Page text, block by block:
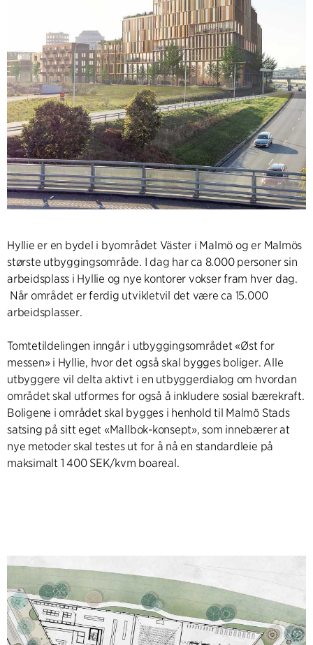
Hyllie er en bydel i byområdet Väster i Malmö og er Malmös
største utbyggingsområde. I dag har ca 8.000 personer sin
arbeidsplass i Hyllie og nye kontorer vokser fram hver dag.
Når området er ferdig utvikletvil det være ca 15.000
arbeidsplasser.
Tomtetildelingen inngår i utbyggingsområdet «Øst for
messen» i Hyllie, hvor det også skal bygges boliger. Alle
utbyggere vil delta aktivt i en utbyggerdialog om hvordan
området skal utformes for også å inkludere sosial bærekraft.
Boligene i området skal bygges i henhold til Malmö Stads
satsing på sitt eget «Mallbok-konsept», som innebærer at
nye metoder skal testes ut for å nå en standardleie på
maksimalt 1 400 SEK/kvm boareal.